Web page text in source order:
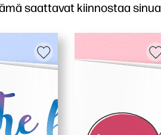
saattavat kiinnostaa sinua